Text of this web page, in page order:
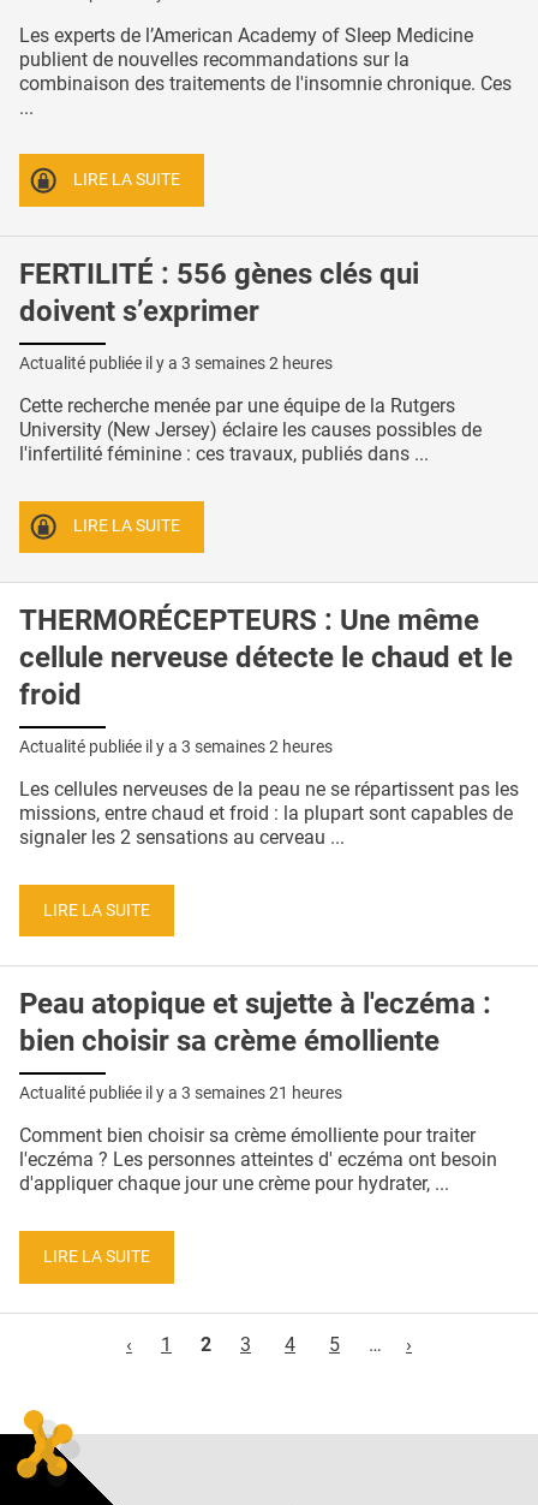
Les experts de l’American Academy of Sleep Medicine
publient de nouvelles recommandations sur la
combinaison des traitements de l'insomnie chronique. Ces
...
LIRE LA SUITE
FERTILITÉ : 556 gènes clés qui
doivent s’exprimer
Actualité publiée il y a 3 semaines 2 heures
Cette recherche menée par une équipe de la Rutgers
University (New Jersey) éclaire les causes possibles de
l'infertilité féminine : ces travaux, publiés dans ...
LIRE LA SUITE
THERMORÉCEPTEURS : Une même
cellule nerveuse détecte le chaud et le
froid
Actualité publiée il y a 3 semaines 2 heures
Les cellules nerveuses de la peau ne se répartissent pas les
missions, entre chaud et froid : la plupart sont capables de
signaler les 2 sensations au cerveau ...
LIRE LA SUITE
Peau atopique et sujette à l'eczéma :
bien choisir sa crème émolliente
Actualité publiée il y a 3 semaines 21 heures
Comment bien choisir sa crème émolliente pour traiter
l'eczéma ? Les personnes atteintes d' eczéma ont besoin
d'appliquer chaque jour une crème pour hydrater, ...
LIRE LA SUITE
‹
1 2 3 4 5 … ›